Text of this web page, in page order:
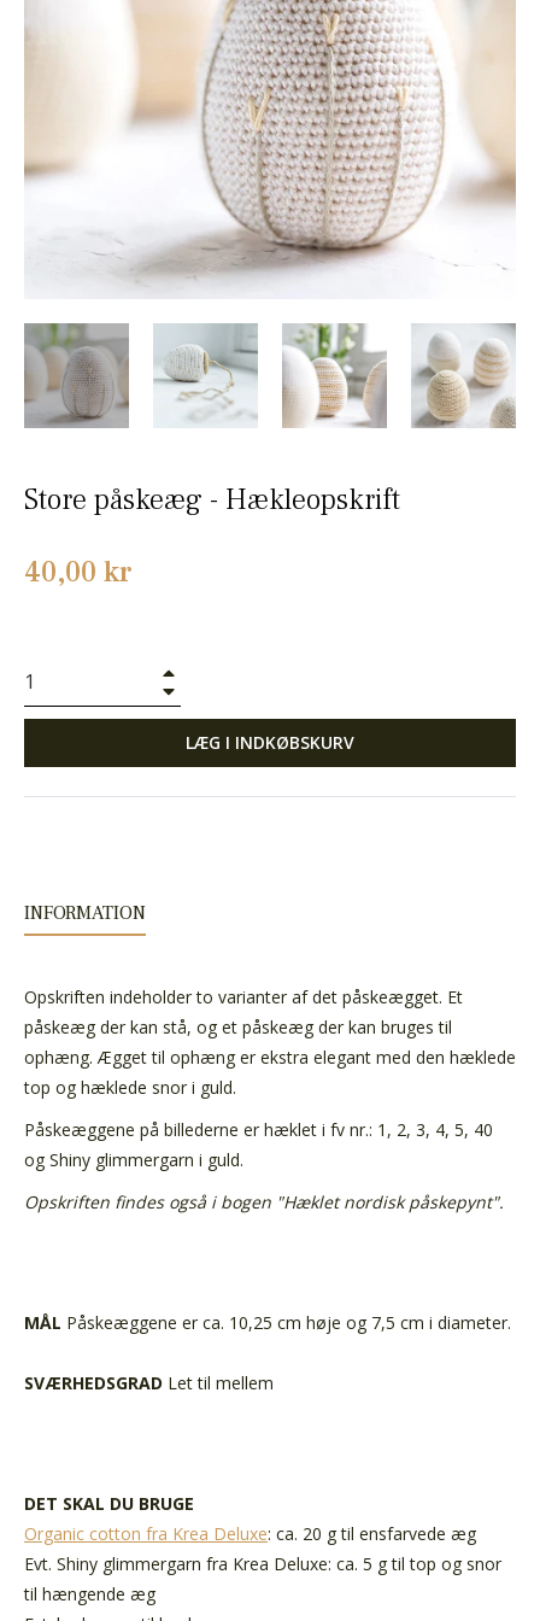
Store påskeæg - Hækleopskrift
Normalpris
40,00 kr
LÆG I INDKØBSKURV
INFORMATION
Opskriften indeholder to varianter af det påskeægget. Et
påskeæg der kan stå, og et påskeæg der kan bruges til
ophæng. Ægget til ophæng er ekstra elegant med den hæklede
top og hæklede snor i guld.
Påskeæggene på billederne er hæklet i fv nr.: 1, 2, 3, 4, 5, 40
og Shiny glimmergarn i guld.
Opskriften findes også i bogen "Hæklet nordisk påskepynt".
MÅL Påskeæggene er ca. 10,25 cm høje og 7,5 cm i diameter.
SVÆRHEDSGRAD Let til mellem
DET SKAL DU BRUGE
Organic cotton fra Krea Deluxe: ca. 20 g til ensfarvede æg
Evt. Shiny glimmergarn fra Krea Deluxe: ca. 5 g til top og snor
til hængende æg